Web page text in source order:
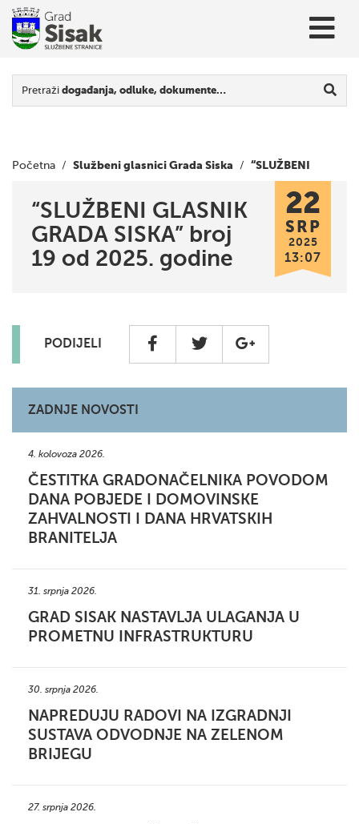
Pretraži događanja, odluke, dokumente…
Početna / Službeni glasnici Grada Siska / “SLUŽBENI
GLASNIK GRADA SISKA” broj 19 od 2025. godine
“SLUŽBENI GLASNIK
GRADA SISKA” broj
19 od 2025. godine
22
SRP
2025
13:07
PODIJELI
ZADNJE NOVOSTI
4. kolovoza 2026.
ČESTITKA GRADONAČELNIKA POVODOM
DANA POBJEDE I DOMOVINSKE
ZAHVALNOSTI I DANA HRVATSKIH
BRANITELJA
31. srpnja 2026.
GRAD SISAK NASTAVLJA ULAGANJA U
PROMETNU INFRASTRUKTURU
30. srpnja 2026.
NAPREDUJU RADOVI NA IZGRADNJI
SUSTAVA ODVODNJE NA ZELENOM
BRIJEGU
27. srpnja 2026.